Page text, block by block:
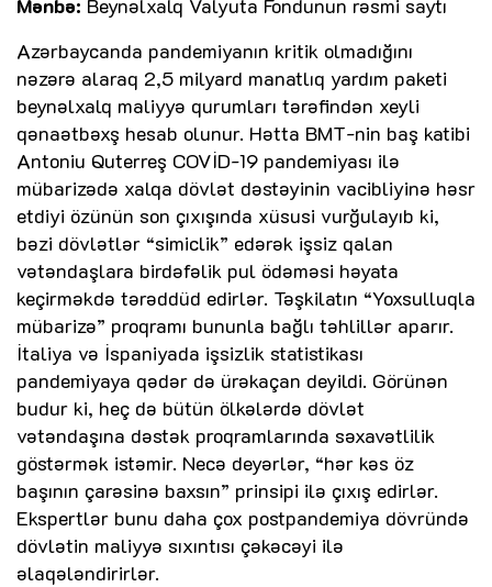
Mənbə: Beynəlxalq Valyuta Fondunun rəsmi saytı
Azərbaycanda pandemiyanın kritik olmadığını
nəzərə alaraq 2,5 milyard manatlıq yardım paketi
beynəlxalq maliyyə qurumları tərəfindən xeyli
qənaətbəxş hesab olunur. Hətta BMT-nin baş katibi
Antoniu Quterreş COVİD-19 pandemiyası ilə
mübarizədə xalqa dövlət dəstəyinin vacibliyinə həsr
etdiyi özünün son çıxışında xüsusi vurğulayıb ki,
bəzi dövlətlər “simiclik” edərək işsiz qalan
vətəndaşlara birdəfəlik pul ödəməsi həyata
keçirməkdə tərəddüd edirlər. Təşkilatın “Yoxsulluqla
mübarizə” proqramı bununla bağlı təhlillər aparır.
İtaliya və İspaniyada işsizlik statistikası
pandemiyaya qədər də ürəkaçan deyildi. Görünən
budur ki, heç də bütün ölkələrdə dövlət
vətəndaşına dəstək proqramlarında səxavətlilik
göstərmək istəmir. Necə deyərlər, “hər kəs öz
başının çarəsinə baxsın” prinsipi ilə çıxış edirlər.
Ekspertlər bunu daha çox postpandemiya dövründə
dövlətin maliyyə sıxıntısı çəkəcəyi ilə
əlaqələndirirlər.